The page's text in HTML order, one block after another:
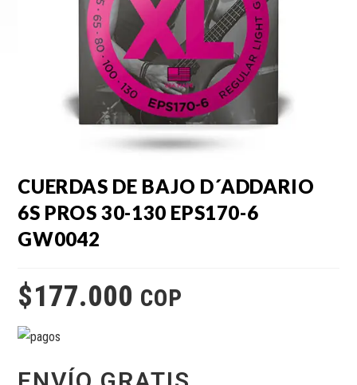
CUERDAS DE BAJO D´ADDARIO
6S PROS 30-130 EPS170-6
GW0042
$177.000 COP